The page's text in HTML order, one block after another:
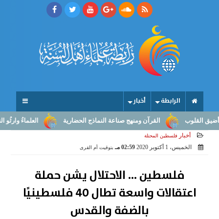
الرابطة أخبار
العلماءُ وارثُو القرآن ومنهج صناعة النماذج الحضارية
أخبار فلسطين المحتلة
الخميس، 1 أكتوبر 2020 02:59 مـ بتوقيت أم القرى
فلسطين ... الاحتلال يشن حملة
اعتقالات واسعة تطال 40 فلسطينيًا
بالضفة والقدس